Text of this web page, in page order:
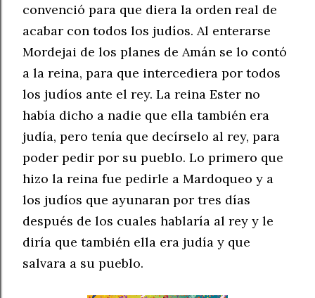
convenció para que diera la orden real de
acabar con todos los judíos. Al enterarse
Mordejai de los planes de Amán se lo contó
a la reina, para que intercediera por todos
los judíos ante el rey. La reina Ester no
había dicho a nadie que ella también era
judía, pero tenía que decírselo al rey, para
poder pedir por su pueblo. Lo primero que
hizo la reina fue pedirle a Mardoqueo y a
los judíos que ayunaran por tres días
después de los cuales hablaría al rey y le
diría que también ella era judía y que
salvara a su pueblo.